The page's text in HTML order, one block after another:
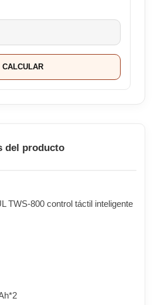
CALCULAR
del producto
TWS-800 control táctil inteligente